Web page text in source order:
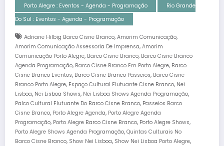
Porto Alegre : Eventos - Agenda - Programação
Rio Grande
Do Sul : Eventos - Agenda - Programação
Adriane Hilbig Barco Cisne Branco, Amorim Comunicação,
Amorim Comunicação Assessoria De Imprensa, Amorim
Comunicação Porto Alegre, Barco Cisne Branco, Barco Cisne Branco
Agenda Programação, Barco Cisne Branco Em Porto Alegre, Barco
Cisne Branco Eventos, Barco Cisne Branco Passeios, Barco Cisne
Branco Porto Alegre, Espaço Cultural Flutuante Cisne Branco, Nei
Lisboa, Nei Lisboa Shows, Nei Lisboa Shows Agenda Programação,
Palco Cultural Flutuante Do Barco Cisne Branco, Passeios Barco
Cisne Branco, Porto Alegre Agenda, Porto Alegre Agenda
Programação, Porto Alegre Barco Cisne Branco, Porto Alegre Shows,
Porto Alegre Shows Agenda Programação, Quintas Culturais No
Barco Cisne Branco, Show Nei Lisboa, Show Nei Lisboa Porto Alegre,